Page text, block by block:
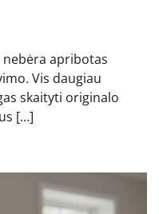
apribotas
Vis daugiau
skaityti originalo
[…]